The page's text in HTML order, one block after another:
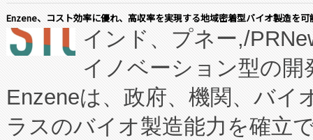
Enzene、コスト効率に優れ、高収率を実現する地域密着型バイオ製造を
インド、プネー,/
イノベーション型の
Enzeneは、政府、機関、バイ
ラスのバイオ製造能力を確立